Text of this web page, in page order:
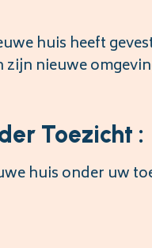
huis heeft
zijn nieuwe
Toezicht :
huis onder uw